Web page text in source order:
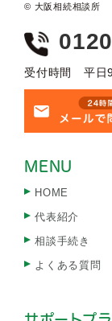
© 大阪相続相談所
受付時間 平日
MENU
HOME
代表紹介
相談手続き
よくある質問